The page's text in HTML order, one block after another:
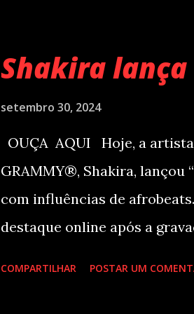
para os dias 28 de
apresentará em Curitiba –
Shakira
setembro 30, 2024
OUÇA AQUI Hoje, a
GRAMMY®, Shakira, lançou
com influências de
destaque online após a
COMPARTILHAR POSTAR UM